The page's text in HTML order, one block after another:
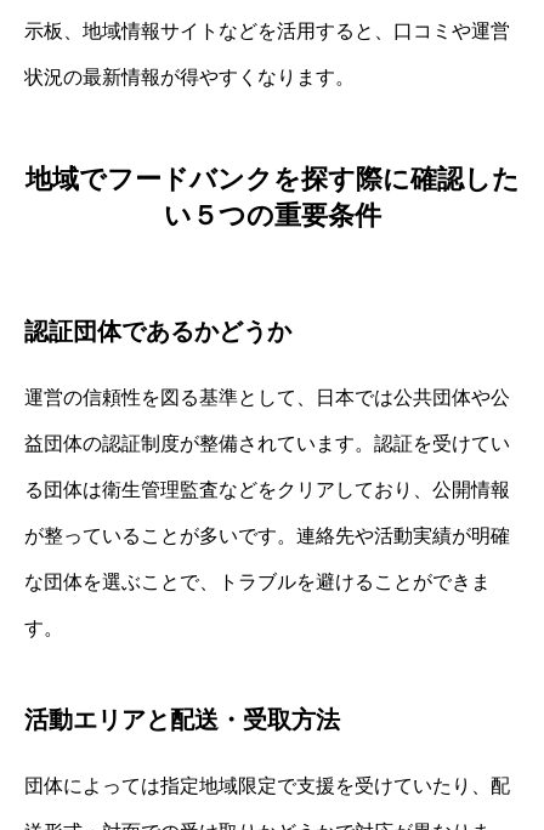
示板、地域情報サイトなどを活用すると、口コミや運営
状況の最新情報が得やすくなります。
地域でフードバンクを探す際に確認した
い５つの重要条件
認証団体であるかどうか
運営の信頼性を図る基準として、日本では公共団体や公
益団体の認証制度が整備されています。認証を受けてい
る団体は衛生管理監査などをクリアしており、公開情報
が整っていることが多いです。連絡先や活動実績が明確
な団体を選ぶことで、トラブルを避けることができま
す。
活動エリアと配送・受取方法
団体によっては指定地域限定で支援を受けていたり、配